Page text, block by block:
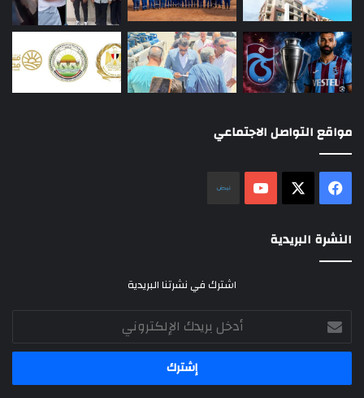
مواقع التواصل الاجتماعي
فيسبوك ‫YouTube
النشرة البريدية
اشترك في نشرتنا البريدية
أدخل
بريدك
الإلكتروني